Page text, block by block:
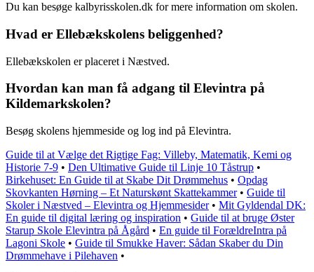
Du kan besøge kalbyrisskolen.dk for mere information om skolen.
Hvad er Ellebækskolens beliggenhed?
Ellebækskolen er placeret i Næstved.
Hvordan kan man få adgang til Elevintra på
Kildemarkskolen?
Besøg skolens hjemmeside og log ind på Elevintra.
Guide til at Vælge det Rigtige Fag: Villeby, Matematik, Kemi og
Historie 7-9 • Den Ultimative Guide til Linje 10 Tåstrup •
Birkehuset: En Guide til at Skabe Dit Drømmehus • Opdag
Skovkanten Hørning – Et Naturskønt Skattekammer• Guide til
Skoler i Næstved – Elevintra og Hjemmesider• Mit Gyldendal DK:
En guide til digital læring og inspiration • Guide til at bruge Øster
Starup Skole Elevintra på Ågård • En guide til ForældreIntra på
Lagoni Skole • Guide til Smukke Haver: Sådan Skaber du Din
Drømmehave i Pilehaven •